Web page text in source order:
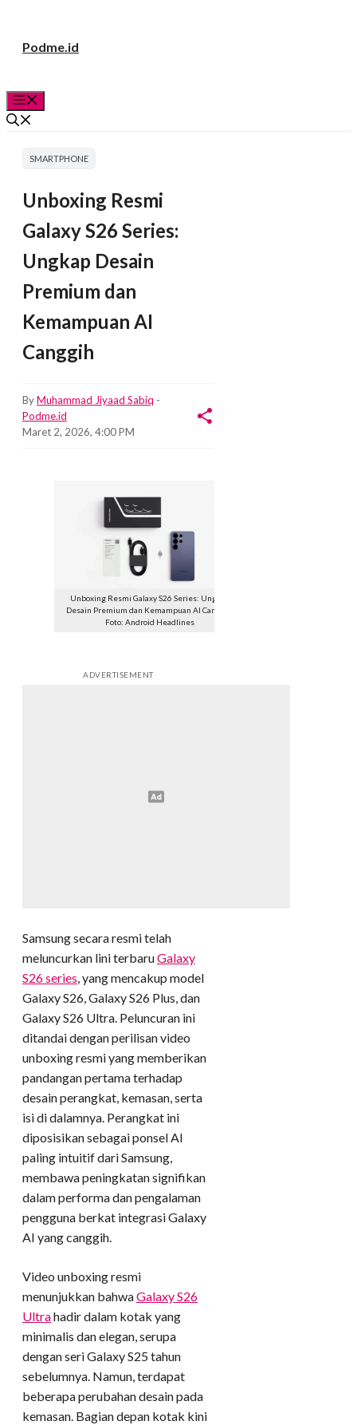
Podme.id
SMARTPHONE
Unboxing Resmi
Galaxy S26 Series:
Ungkap Desain
Premium dan
Kemampuan AI
Canggih
ByMuhammad Jiyaad Sabiq -
Podme.id
Maret 2, 2026, 4:00 PM
Unboxing Resmi Galaxy S26 Series: Ungkap
Desain Premium dan Kemampuan AI Canggih.
Foto: Android Headlines
ADVERTISEMENT
Samsung secara resmi telah
meluncurkan lini terbaruGalaxy
S26 series, yang mencakup model
Galaxy S26, Galaxy S26 Plus, dan
Galaxy S26 Ultra. Peluncuran ini
ditandai dengan perilisan video
unboxing resmi yang memberikan
pandangan pertama terhadap
desain perangkat, kemasan, serta
isi di dalamnya. Perangkat ini
diposisikan sebagai ponsel AI
paling intuitif dari Samsung,
membawa peningkatan signifikan
dalam performa dan pengalaman
pengguna berkat integrasi Galaxy
AI yang canggih.
Video unboxing resmi
menunjukkan bahwaGalaxy S26
Ultrahadir dalam kotak yang
minimalis dan elegan, serupa
dengan seri Galaxy S25 tahun
sebelumnya. Namun, terdapat
beberapa perubahan desain pada
kemasan. Bagian depan kotak kini